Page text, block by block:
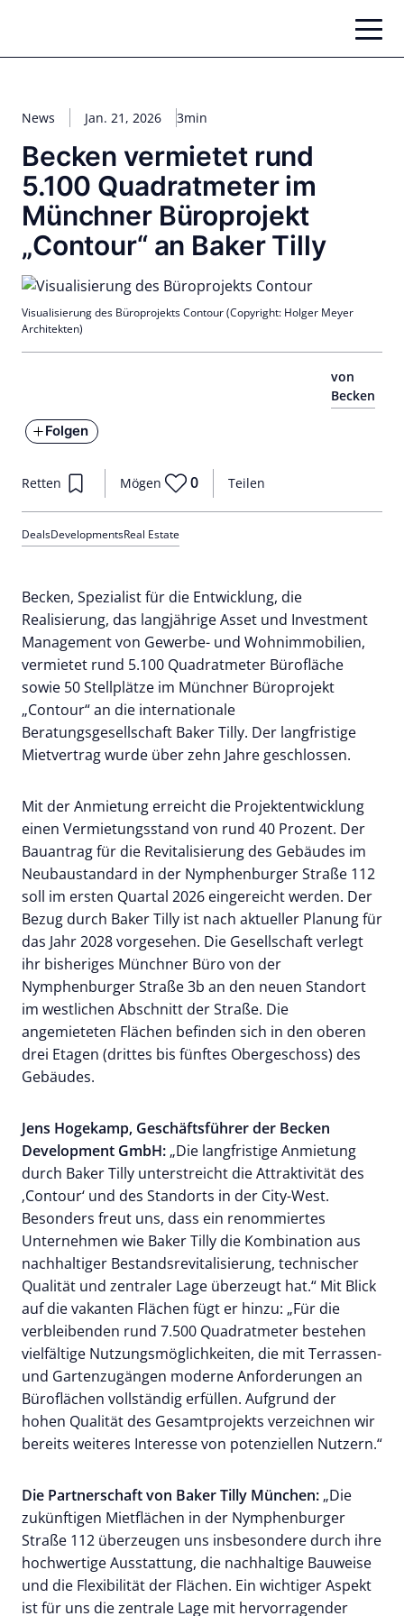
springen
News Jan. 21, 2026 3min
Becken vermietet rund
5.100 Quadratmeter im
Münchner Büroprojekt
„Contour“ an Baker Tilly
von
Becken
Folgen
Teilen
Retten Mögen 0
DealsDevelopmentsReal Estate
Visualisierung des Büroprojekts Contour (Copyright: Holger Meyer
Architekten)
Becken, Spezialist für die Entwicklung, die
Realisierung, das langjährige Asset und Investment
Management von Gewerbe- und Wohnimmobilien,
vermietet rund 5.100 Quadratmeter Bürofläche
sowie 50 Stellplätze im Münchner Büroprojekt
„Contour“ an die internationale
Beratungsgesellschaft Baker Tilly. Der langfristige
Mietvertrag wurde über zehn Jahre geschlossen.
Mit der Anmietung erreicht die Projektentwicklung
einen Vermietungsstand von rund 40 Prozent. Der
Bauantrag für die Revitalisierung des Gebäudes im
Neubaustandard in der Nymphenburger Straße 112
soll im ersten Quartal 2026 eingereicht werden. Der
Bezug durch Baker Tilly ist nach aktueller Planung für
das Jahr 2028 vorgesehen. Die Gesellschaft verlegt
ihr bisheriges Münchner Büro von der
Nymphenburger Straße 3b an den neuen Standort
im westlichen Abschnitt der Straße. Die
angemieteten Flächen befinden sich in den oberen
drei Etagen (drittes bis fünftes Obergeschoss) des
Gebäudes.
Jens Hogekamp, Geschäftsführer der Becken
Development GmbH: „Die langfristige Anmietung
durch Baker Tilly unterstreicht die Attraktivität des
‚Contour‘ und des Standorts in der City-West.
Besonders freut uns, dass ein renommiertes
Unternehmen wie Baker Tilly die Kombination aus
nachhaltiger Bestandsrevitalisierung, technischer
Qualität und zentraler Lage überzeugt hat.“ Mit Blick
auf die vakanten Flächen fügt er hinzu: „Für die
verbleibenden rund 7.500 Quadratmeter bestehen
vielfältige Nutzungsmöglichkeiten, die mit Terrassen-
und Gartenzugängen moderne Anforderungen an
Büroflächen vollständig erfüllen. Aufgrund der
hohen Qualität des Gesamtprojekts verzeichnen wir
bereits weiteres Interesse von potenziellen Nutzern.“
Die Partnerschaft von Baker Tilly München: „Die
zukünftigen Mietflächen in der Nymphenburger
Straße 112 überzeugen uns insbesondere durch ihre
hochwertige Ausstattung, die nachhaltige Bauweise
und die Flexibilität der Flächen. Ein wichtiger Aspekt
ist für uns die zentrale Lage mit hervorragender